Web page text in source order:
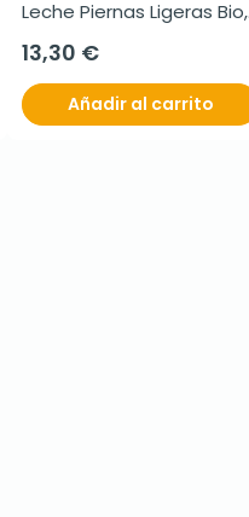
Leche Piernas Ligeras Bio,
13,30 €
Añadir al carrito